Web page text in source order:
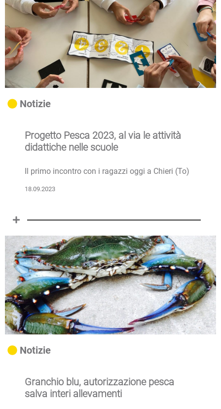
Notizie
Progetto Pesca 2023, al via le attività
didattiche nelle scuole
Il primo incontro con i ragazzi oggi a Chieri (To)
18.09.2023
Notizie
Granchio blu, autorizzazione pesca
salva interi allevamenti